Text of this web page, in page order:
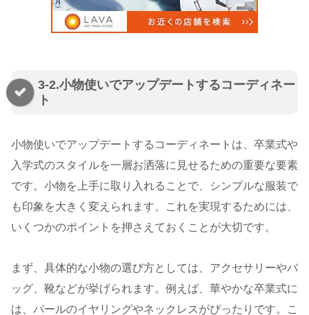
3-2.小物使いでアップデートするコーディネー
ト
小物使いでアップデートするコーディネートは、卒業式や
入学式のスタイルを一層お洒落に見せるための重要な要素
です。小物を上手に取り入れることで、シンプルな服装で
も印象を大きく変えられます。これを実現するためには、
いくつかのポイントを押さえておくことが大切です。
まず、具体的な小物の選び方としては、アクセサリーやバ
ッグ、靴などが挙げられます。例えば、華やかな卒業式に
は、パールのイヤリングやネックレスがぴったりです。こ